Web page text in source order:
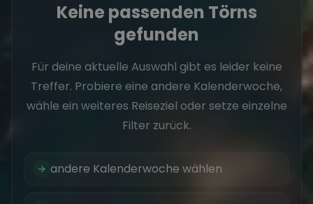
Keine passenden Törns
gefunden
Für deine aktuelle Auswahl gibt es leider keine
Treffer. Probiere eine andere Kalenderwoche,
wähle ein weiteres Reiseziel oder setze einzelne
Filter zurück.
andere Kalenderwoche wählen